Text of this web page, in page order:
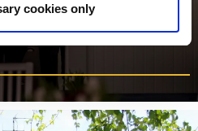
cookies only